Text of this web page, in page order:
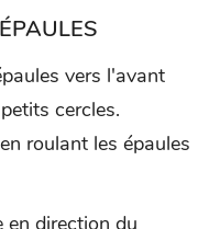
vers l'avant
cercles.
roulant les épaules
en direction du